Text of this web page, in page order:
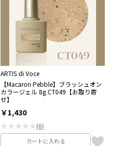
ARTIS di Voce
【Macaron Pebble】ブラッシュオン
カラージェル 8g CT049【お取り寄
せ】
￥1,430
★★★★★(0)
カートに入れる